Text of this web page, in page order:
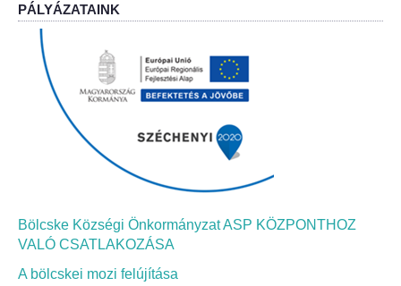
PÁLYÁZATAINK
Bölcske Községi Önkormányzat ASP KÖZPONTHOZ
VALÓ CSATLAKOZÁSA
A bölcskei mozi felújítása